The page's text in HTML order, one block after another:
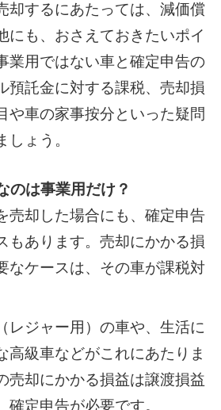
却するにあたっては、減価償
にも、おさえておきたいポイ
業用ではない車と確定申告の
預託金に対する課税、売却損
や車の家事按分といった疑問
ょう。
のは事業用だけ？
売却した場合にも、確定申告
もあります。売却にかかる損
なケースは、その車が課税対
レジャー用）の車や、生活に
高級車などがこれにあたりま
売却にかかる損益は譲渡損益
確定申告が必要です。